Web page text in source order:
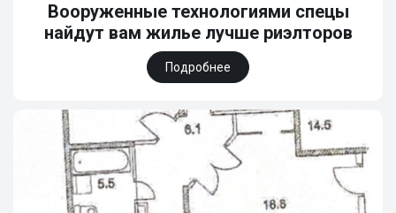
Вооруженные технологиями спецы
найдут вам жилье лучше риэлторов
Подробнее